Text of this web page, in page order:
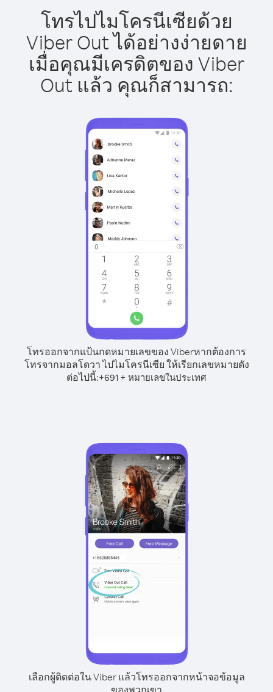
โทรไปไมโครนีเซียด้วย
Viber Out ได้อย่างง่ายดาย
เมื่อคุณมีเครดิตของ Viber
Out แล้ว คุณก็สามารถ:
โทรออกจากแป้นกดหมายเลขของ Viberหากต้องการ
โทรจากมอลโดวา ไปไมโครนีเซีย ให้เรียกเลขหมายดัง
ต่อไปนี้:+691 + หมายเลขในประเทศ
เลือกผู้ติดต่อใน Viber แล้วโทรออกจากหน้าจอข้อมูล
ของพวกเขา